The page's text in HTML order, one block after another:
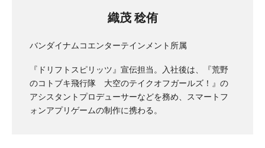
織茂 稔侑
バンダイナムコエンターテインメント所属
『ドリフトスピリッツ』宣伝担当。入社後は、『荒野
のコトブキ飛行隊 大空のテイクオフガールズ！』の
アシスタントプロデューサーなどを務め、スマートフ
ォンアプリゲームの制作に携わる。